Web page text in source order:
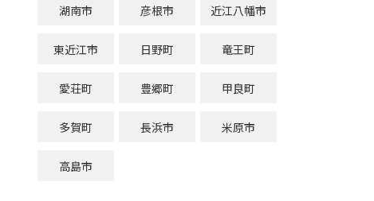
湖南市 彦根市 近江八幡市
東近江市 日野町 竜王町
愛荘町 豊郷町 甲良町
多賀町 長浜市 米原市
高島市